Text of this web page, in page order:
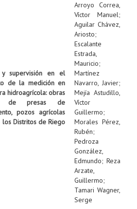
supervisión en el
de la medición en
hidroagrícola: obras
de presas de
pozos agrícolas
los Distritos de Riego
Arroyo Correa,
Víctor Manuel;
Aguilar Chávez,
Ariosto;
Escalante
Estrada,
Mauricio;
Martínez
Navarro, Javier;
Mejía Astudillo,
Víctor
Guillermo;
Morales Pérez,
Rubén;
Pedroza
González,
Edmundo; Reza
Arzate,
Guillermo;
Tamari Wagner,
Serge